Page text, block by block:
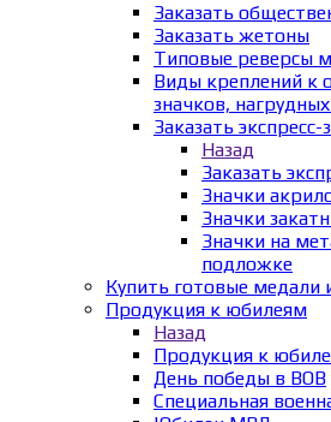
Заказать
Заказать жетоны
Типовые реверсы
Виды креплений к
значков,
Заказать экспресс-
Назад
Заказать
Значки
Значки
Значки на
подложке
Купить готовые медали
Продукция к юбилеям
Назад
Продукция к
День победы в ВОВ
Специальная